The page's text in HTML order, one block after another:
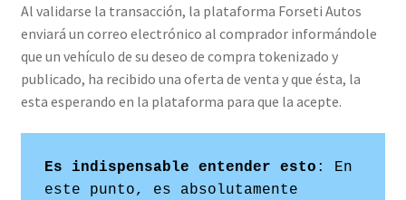
Al validarse la transacción, la plataforma Forseti Autos
enviará un correo electrónico al comprador informándole
que un vehículo de su deseo de compra tokenizado y
publicado, ha recibido una oferta de venta y que ésta, la
esta esperando en la plataforma para que la acepte.
Es indispensable entender esto : En
este punto, es absolutamente